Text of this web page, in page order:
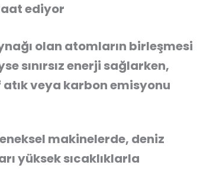
ediyor
olan atomların birleşmesi
sınırsız enerji sağlarken,
veya karbon emisyonu
makinelerde, deniz
yüksek sıcaklıklarla